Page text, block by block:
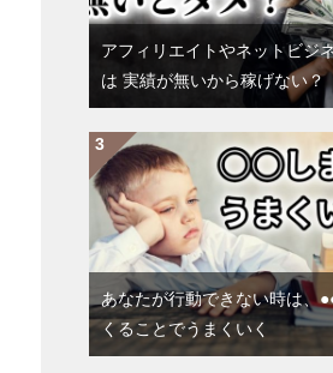
アフィリエイトやネットビジ
は 実績が無いから稼げない？
あなたが行動できない時は、
くることでうまくいく